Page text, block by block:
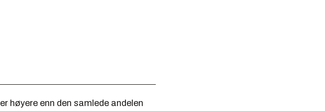
høyere enn den samlede andelen